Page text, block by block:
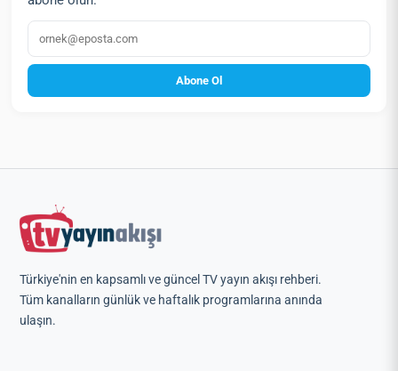
E‑posta
Abone Ol
Türkiye'nin en kapsamlı ve güncel TV yayın akışı rehberi.
Tüm kanalların günlük ve haftalık programlarına anında
ulaşın.